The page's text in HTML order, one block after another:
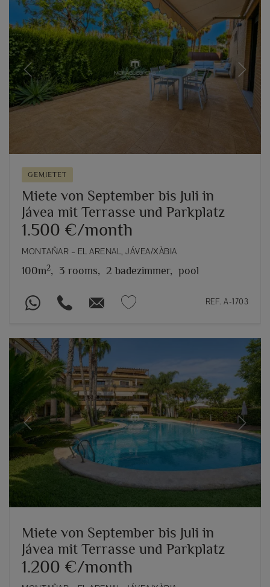
Previous Next
GEMIETET
Miete von September bis Juli in
Jávea mit Terrasse und Parkplatz
1.500 €/month
MONTAÑAR – EL ARENAL, JÁVEA/XÀBIA
100m2, 3 rooms, 2 badezimmer, pool
REF. A-1703
Previous Next
Miete von September bis Juli in
Jávea mit Terrasse und Parkplatz
1.200 €/month